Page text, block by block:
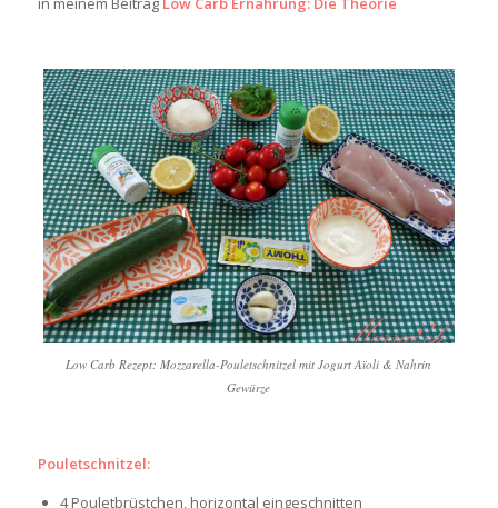
Low Carb Rezept: Mozzarella-Pouletschnitzel mit Jogurt Aïoli & Nahrin
Gewürze
Pouletschnitzel:
4 Pouletbrüstchen, horizontal eingeschnitten